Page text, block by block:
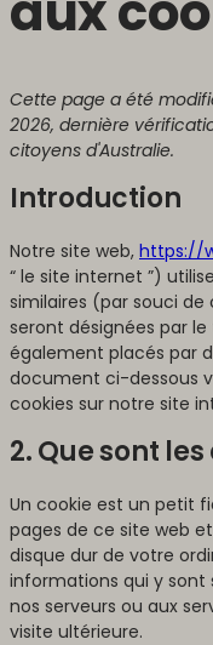
Cette page a été
2026, dernière
citoyens d'Australie.
Introduction
Notre site web, https://
“ le site internet ”)
similaires (par souci
seront désignées par le
également placés par
document ci-dessous
cookies sur notre site
2. Que sont
Un cookie est un petit
pages de ce site web
disque dur de votre
informations qui y sont
nos serveurs ou aux
visite ultérieure.